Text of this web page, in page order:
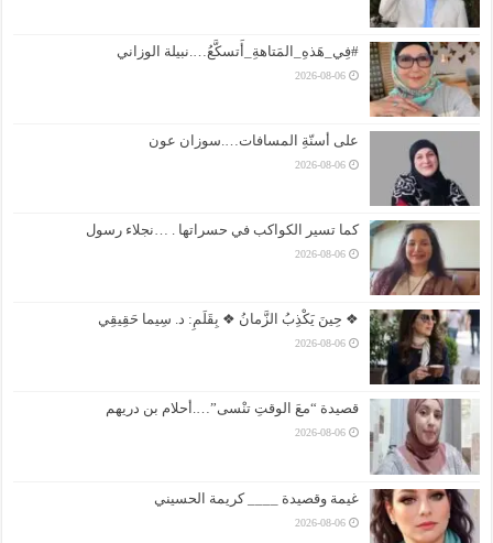
#فِي_هَذهِ_المَتاهةِ_أَتسكَّعُ….نبيلة الوزاني
2026-08-06
على أسنّةِ المسافات….سوزان عون
2026-08-06
كما تسير الكواكب في حسراتها . …نجلاء رسول
2026-08-06
❖ حِينَ يَكْذِبُ الزَّمانُ ❖ بِقَلَمِ: د. سِيما حَقِيقِي
2026-08-06
قصيدة “معَ الوقتِ تنْسى”….أحلام بن دريهم
2026-08-06
غيمة وقصيدة ____ كريمة الحسيني
2026-08-06